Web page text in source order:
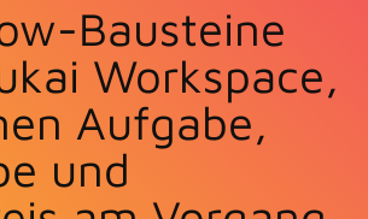
Bausteine
Workspace,
Aufgabe,
und